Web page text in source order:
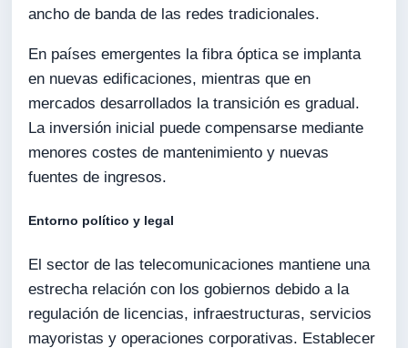
ancho de banda de las redes tradicionales.
En países emergentes la fibra óptica se implanta
en nuevas edificaciones, mientras que en
mercados desarrollados la transición es gradual.
La inversión inicial puede compensarse mediante
menores costes de mantenimiento y nuevas
fuentes de ingresos.
Entorno político y legal
El sector de las telecomunicaciones mantiene una
estrecha relación con los gobiernos debido a la
regulación de licencias, infraestructuras, servicios
mayoristas y operaciones corporativas. Establecer